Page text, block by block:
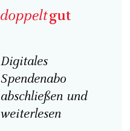
Digitales
Spendenabo
abschließen und
weiterlesen